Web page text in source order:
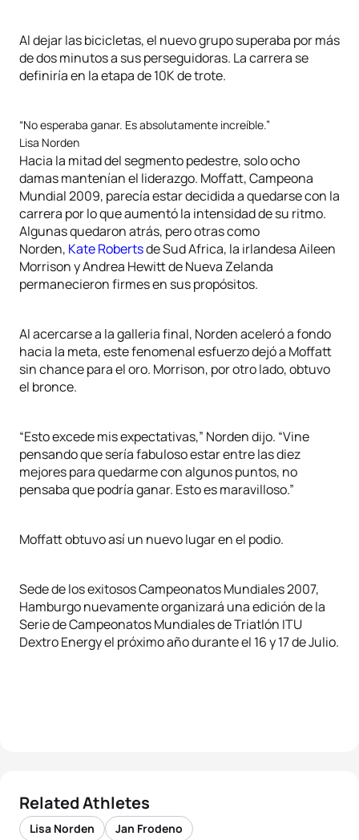
Al dejar las bicicletas, el nuevo grupo superaba por más
de dos minutos a sus perseguidoras. La carrera se
definiría en la etapa de 10K de trote.
“No esperaba ganar. Es absolutamente increíble.”
Lisa Norden
Hacia la mitad del segmento pedestre, solo ocho
damas mantenían el liderazgo. Moffatt, Campeona
Mundial 2009, parecía estar decidida a quedarse con la
carrera por lo que aumentó la intensidad de su ritmo.
Algunas quedaron atrás, pero otras como
Norden, Kate Robertsde Sud Africa, la irlandesa Aileen
Morrison y Andrea Hewitt de Nueva Zelanda
permanecieron firmes en sus propósitos.
Al acercarse a la galleria final, Norden aceleró a fondo
hacia la meta, este fenomenal esfuerzo dejó a Moffatt
sin chance para el oro. Morrison, por otro lado, obtuvo
el bronce.
“Esto excede mis expectativas,” Norden dijo. “Vine
pensando que sería fabuloso estar entre las diez
mejores para quedarme con algunos puntos, no
pensaba que podría ganar. Esto es maravilloso.”
Moffatt obtuvo así un nuevo lugar en el podio.
Sede de los exitosos Campeonatos Mundiales 2007,
Hamburgo nuevamente organizará una edición de la
Serie de Campeonatos Mundiales de Triatlón ITU
Dextro Energy el próximo año durante el 16 y 17 de Julio.
Related Athletes
Lisa Norden Jan Frodeno